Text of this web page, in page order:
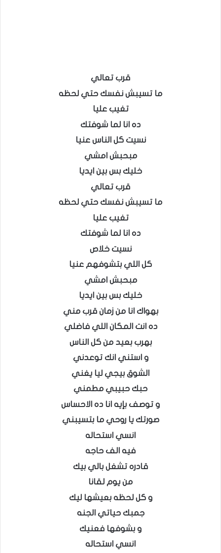
قرب تعالي
ما تسيبش نفسك حتي لحظه
تغيب عليا
ده انا لما شوفتك
نسيت كل الناس عنيا
مبحبش امشي
خليك بس بين ايديا
قرب تعالي
ما تسيبش نفسك حتي لحظه
تغيب عليا
ده انا لما شوفتك
نسيت خلاص
كل اللي بتشوفهم عنيا
مبحبش امشي
خليك بس بين ايديا
بهواك انا من زمان قرب مني
ده انت المكان اللي فاضلي
بهرب بعيد من كل الناس
و استني انك توعدني
الشوق بيجي ليا يغني
حبك حبيبي مطمني
و توصف بإيه انا ده الاحساس
صورتك يا روحي ما بتسيبني
انسي استحاله
فيه الف حاجه
قادره تشغل بالي بيك
من يوم لقانا
و كل لحظه بعيشها ليك
جمبك حياتي الجنه
و بشوفها فعنيك
انسي استحاله